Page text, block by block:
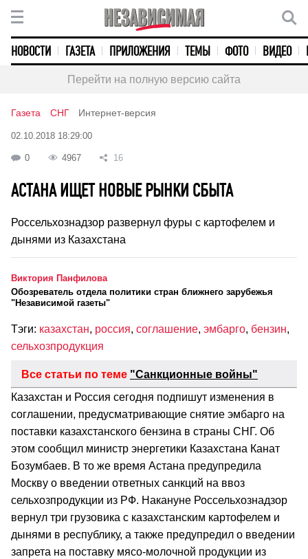
НОВОСТИ ГАЗЕТА ПРИЛОЖЕНИЯ ТЕМЫ ФОТО ВИДЕО
Перейти на полную версию сайта
Газета СНГ Интернет-версия
02.10.2018 18:29:00
0 4967 16
АСТАНА ИЩЕТ НОВЫЕ РЫНКИ СБЫТА
Россельхознадзор развернул фуры с картофелем и
дынями из Казахстана
Виктория Панфилова
Обозреватель отдела политики стран ближнего зарубежья
"Независимой газеты"
Тэги: казахстан, россия, соглашение, эмбарго, бензин,
сельхозпродукция
Все статьи по теме "Санкционные войны"
Казахстан и Россия сегодня подпишут изменения в
соглашении, предусматривающие снятие эмбарго на
поставки казахстанского бензина в страны СНГ. Об
этом сообщил министр энергетики Казахстана Канат
Бозумбаев. В то же время Астана предупредила
Москву о введении ответных санкций на ввоз
сельхозпродукции из РФ. Накануне Россельхознадзор
вернул три грузовика с казахстанским картофелем и
дынями в республику, а также предупредил о введении
запрета на поставку мясо-молочной продукции из